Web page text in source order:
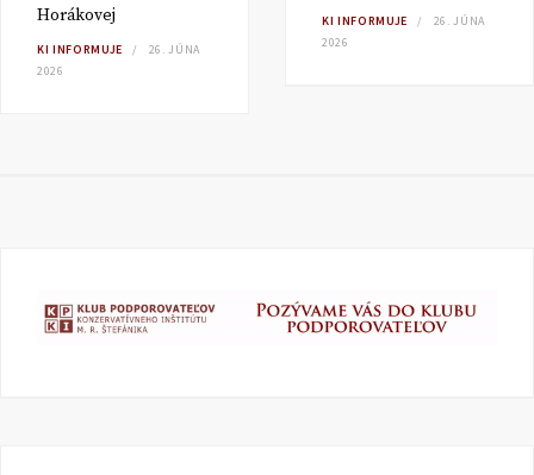
Horákovej
KI INFORMUJE
26. JÚNA
2026
KI INFORMUJE
26. JÚNA
2026